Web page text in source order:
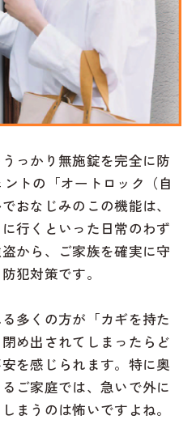
っかり無施錠を完全に防
トの「オートロック（自
おなじみのこの機能は、
行くといった日常のわず
から、ご家族を確実に守
犯対策です。
多くの方が「カギを持た
め出されてしまったらど
を感じられます。特に奥
ご家庭では、急いで外に
まうのは怖いですよね。